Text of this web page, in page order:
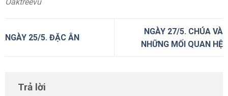
NGÀY 25/5. ĐẶC ÂN
NGÀY 27/5. CHÚA VÀ
NHỮNG MỐI QUAN HỆ
Trả lời